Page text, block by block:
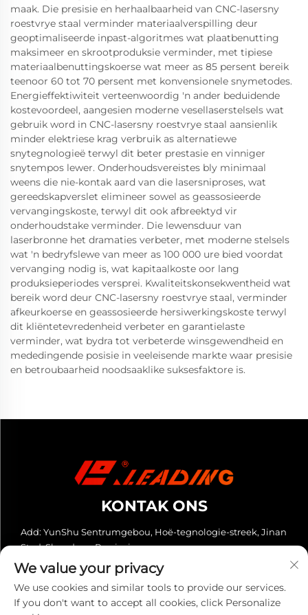
maak. Die presisie en herhaalbaarheid van CNC-lasersny
roestvrye staal verminder materiaalverspilling deur
geoptimaliseerde inpast-algoritmes wat plaatbenutting
maksimeer en skrootproduksie verminder, met tipiese
materiaalbenuttingskoerse wat meer as 85 persent bereik
teenoor 60 tot 70 persent met konvensionele snymetodes.
Energieffektiwiteit verteenwoordig 'n ander beduidende
kostevoordeel, aangesien moderne vesellaserstelsels wat
gebruik word in CNC-lasersny roestvrye staal aansienlik
minder elektriese krag verbruik as alternatiewe
snytegnologieë terwyl dit beter prestasie en vinniger
snytempos lewer. Onderhoudsvereistes bly minimaal
weens die nie-kontak aard van die lasersniproses, wat
gereedskapverslet elimineer sowel as geassosieerde
vervangingskoste, terwyl dit ook afbreektyd vir
onderhoudstake verminder. Die lewensduur van
laserbronne het dramaties verbeter, met moderne stelsels
wat 'n bedryfslewe van meer as 100 000 ure bied voordat
vervanging nodig is, wat kapitaalkoste oor lang
produksieperiodes versprei. Kwaliteitskonsekwentheid wat
bereik word deur CNC-lasersny roestvrye staal, verminder
afkeurkoerse en geassosieerde hersiwerkingskoste terwyl
dit kliëntetevredenheid verbeter en garantielaste
verminder, wat bydra tot verbeterde winsgewendheid en
mededingende posisie in veeleisende markte waar presisie
en betroubaarheid noodsaaklike suksesfaktore is.
KONTAK ONS
Add: YunShu Sentrumgebou, Hoë-tegnologie-streek, Jinan
Stad, Shandong Provinsie
Tel:+86-13280023931
E-pos:[email protected]
We value your privacy
We use cookies and similar tools to provide our services.
If you don't want to accept all cookies, click Personalize